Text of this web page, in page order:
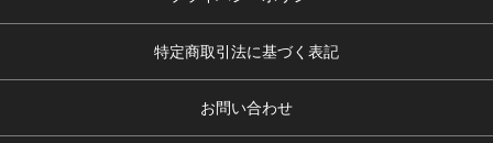
特定商取引法に基づく表記
お問い合わせ